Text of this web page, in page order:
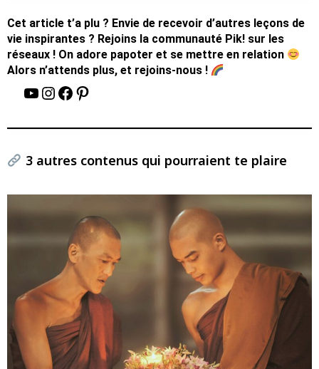
Cet article t’a plu ? Envie de recevoir d’autres leçons de
vie inspirantes ? Rejoins la communauté Pik! sur les
réseaux ! On adore papoter et se mettre en relation
Alors n’attends plus, et rejoins-nous !
3 autres contenus qui pourraient te plaire